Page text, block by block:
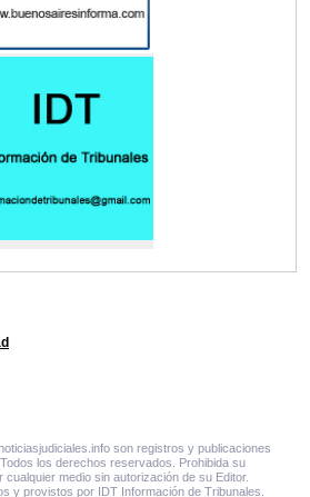
son registros y publicaciones
los derechos reservados. Prohibida su
medio sin autorización de su Editor.
y provistos por IDT Información de Tribunales.